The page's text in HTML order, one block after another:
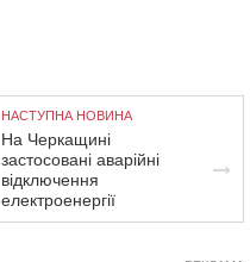
НАСТУПНА НОВИНА
На Черкащині
застосовані аварійні
відключення
електроенергії